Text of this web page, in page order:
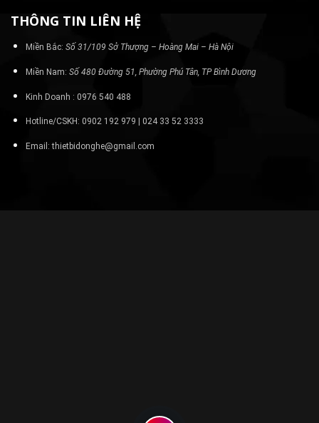
THÔNG TIN LIÊN HỆ
Miền Bắc: Số 31/109 Sở Thượng – Hoàng Mai – Hà Nội
Miền Nam: Số 480 Đường 51, Phường Phú Tân, TP Bình Dương
Kinh Doanh : 0976 540 488
Hotline/CSKH: 0902 192 979 | 024 33 52 3333
Email: thietbidonghe@gmail.com